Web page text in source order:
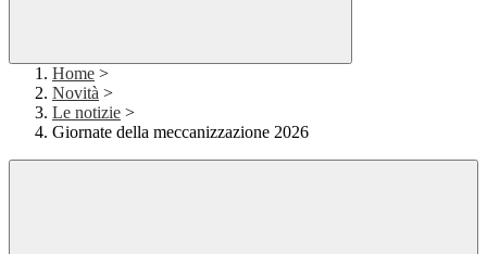
Home >
Novità >
Le notizie >
Giornate della meccanizzazione 2026